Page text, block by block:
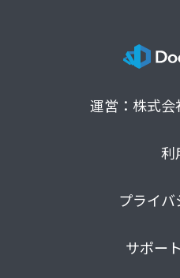
運営：株式
利
プライ
サポー